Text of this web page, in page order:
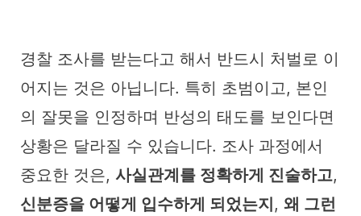
경찰 조사를 받는다고 해서 반드시 처벌로 이
어지는 것은 아닙니다. 특히 초범이고, 본인
의 잘못을 인정하며 반성의 태도를 보인다면
상황은 달라질 수 있습니다. 조사 과정에서
중요한 것은, 사실관계를 정확하게 진술하고,
신분증을 어떻게 입수하게 되었는지, 왜 그런